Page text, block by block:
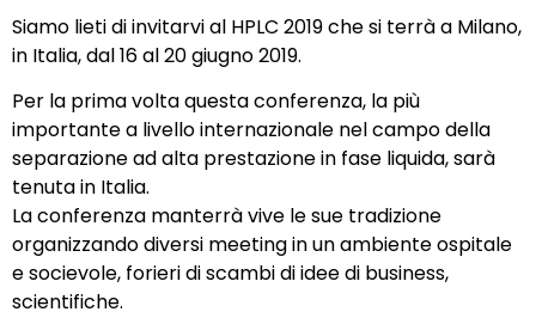
Siamo lieti di invitarvi al HPLC 2019 che si terrà a Milano,
in Italia, dal 16 al 20 giugno 2019.
Per la prima volta questa conferenza, la più
importante a livello internazionale nel campo della
separazione ad alta prestazione in fase liquida, sarà
tenuta in Italia.
La conferenza manterrà vive le sue tradizione
organizzando diversi meeting in un ambiente ospitale
e socievole, forieri di scambi di idee di business,
scientifiche.